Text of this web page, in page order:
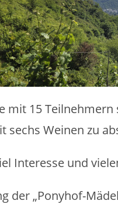
mit 15
sechs Weinen zu
Interesse und
der „Ponyhof-